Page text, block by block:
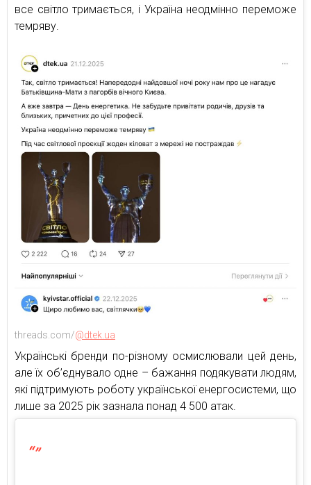
все світло тримається, і Україна неодмінно переможе
темряву.
threads.com/@dtek.ua
Українські бренди по-різному осмислювали цей день,
але їх об’єднувало одне – бажання подякувати людям,
які підтримують роботу української енергосистеми, що
лише за 2025 рік зазнала понад 4 500 атак.